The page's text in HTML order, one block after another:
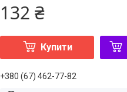
132 ₴
Купити
+380 (67) 462-77-82